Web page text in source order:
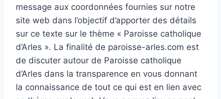
message aux coordonnées fournies sur notre
site web dans l’objectif d’apporter des détails
sur ce texte sur le thème « Paroisse catholique
d’Arles ». La finalité de paroisse-arles.com est
de discuter autour de Paroisse catholique
d’Arles dans la transparence en vous donnant
la connaissance de tout ce qui est en lien avec